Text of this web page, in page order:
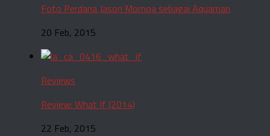
Foto Perdana Jason Momoa sebagai Aquaman
20 Feb, 2015
Reviews
Review: What If (2014)
22 Feb, 2015